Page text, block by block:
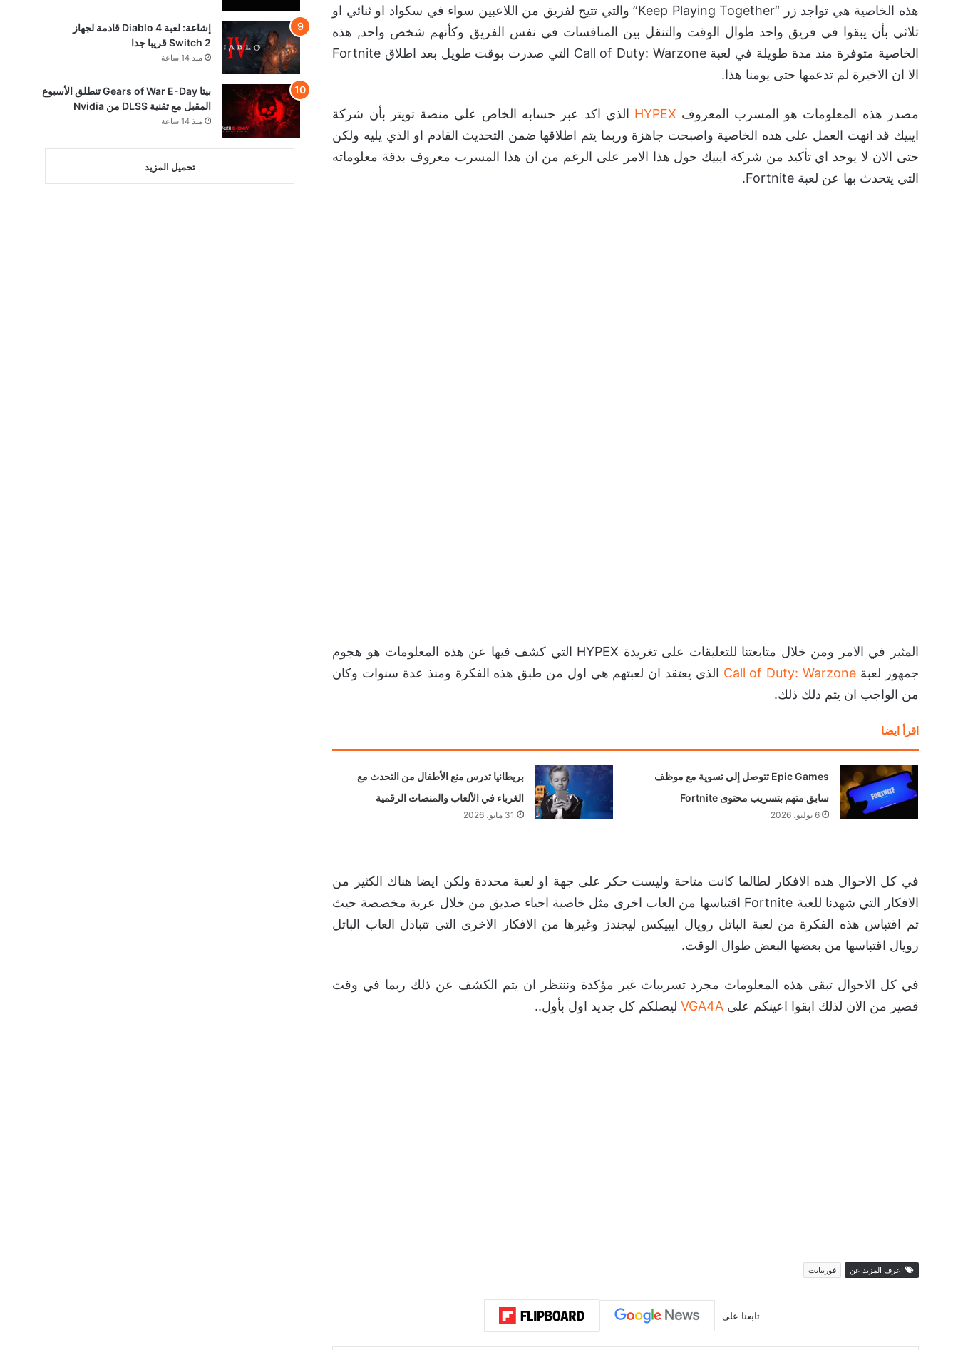
هذه الخاصية هي تواجد زر “Keep Playing Together” والتي تتيح لفريق من اللاعبين سواء في سكواد او ثنائي او
ثلاثي بأن يبقوا في فريق واحد طوال الوقت والتنقل بين المنافسات في نفس الفريق وكأنهم شخص واحد, هذه
الخاصية متوفرة منذ مدة طويلة في لعبة Call of Duty: Warzone التي صدرت بوقت طويل بعد اطلاق Fortnite
الا ان الاخيرة لم تدعمها حتى يومنا هذا.
مصدر هذه المعلومات هو المسرب المعروف HYPEX الذي اكد عبر حسابه الخاص على منصة تويتر بأن شركة
ايبيك قد انهت العمل على هذه الخاصية واصبحت جاهزة وربما يتم اطلاقها ضمن التحديث القادم او الذي يليه ولكن
حتى الان لا يوجد اي تأكيد من شركة ايبيك حول هذا الامر على الرغم من ان هذا المسرب معروف بدقة معلوماته
التي يتحدث بها عن لعبة Fortnite.
المثير في الامر ومن خلال متابعتنا للتعليقات على تغريدة HYPEX التي كشف فيها عن هذه المعلومات هو هجوم
جمهور لعبة Call of Duty: Warzone الذي يعتقد ان لعبتهم هي اول من طبق هذه الفكرة ومنذ عدة سنوات وكان
من الواجب ان يتم ذلك ذلك.
اقرأ ايضا
Epic Games تتوصل إلى تسوية مع موظف
سابق متهم بتسريب محتوى Fortnite
6 يوليو، 2026
بريطانيا تدرس منع الأطفال من التحدث مع
الغرباء في الألعاب والمنصات الرقمية
31 مايو، 2026
في كل الاحوال هذه الافكار لطالما كانت متاحة وليست حكر على جهة او لعبة محددة ولكن ايضا هناك الكثير من
الافكار التي شهدنا للعبة Fortnite اقتباسها من العاب اخرى مثل خاصية احياء صديق من خلال عربة مخصصة حيث
تم اقتباس هذه الفكرة من لعبة الباتل رويال ايبيكس ليجندز وغيرها من الافكار الاخرى التي تتبادل العاب الباتل
رويال اقتباسها من بعضها البعض طوال الوقت.
في كل الاحوال تبقى هذه المعلومات مجرد تسريبات غير مؤكدة وننتظر ان يتم الكشف عن ذلك ربما في وقت
قصير من الان لذلك ابقوا اعينكم علىVGA4A ليصلكم كل جديد اول بأول..
اعرف المزيد عن فورتنايت
تابعنا على
إشاعة: لعبة Diablo 4 قادمة لجهاز
Switch 2 قريبا جدا
منذ 14 ساعة
بيتا Gears of War E-Day تنطلق الأسبوع
المقبل مع تقنية DLSS من Nvidia
منذ 14 ساعة
تحميل المزيد